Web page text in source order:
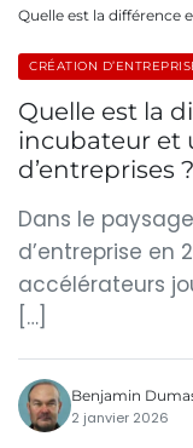
Quelle est la différence
CRÉATION
Quelle est la
incubateur et
d’entreprises ?
Dans le
d’entreprise en
accélérateurs
[…]
Benjamin
2 janvier 2026